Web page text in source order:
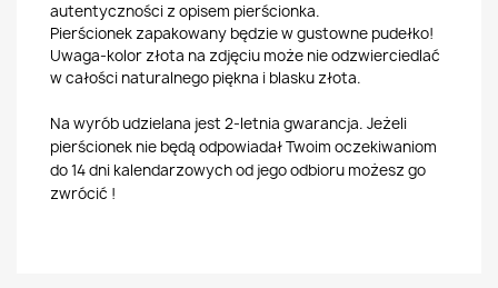
autentyczności z opisem pierścionka.
Pierścionek zapakowany będzie w gustowne pudełko!
Uwaga-kolor złota na zdjęciu może nie odzwierciedlać
w całości naturalnego piękna i blasku złota.
Na wyrób udzielana jest 2-letnia gwarancja. Jeżeli
pierścionek nie będą odpowiadał Twoim oczekiwaniom
do 14 dni kalendarzowych od jego odbioru możesz go
zwrócić !